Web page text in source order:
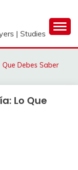
| Studies
Debes Saber
Lo Que